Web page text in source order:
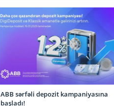
ABB sərfəli depozit kampaniyasına
başladı!